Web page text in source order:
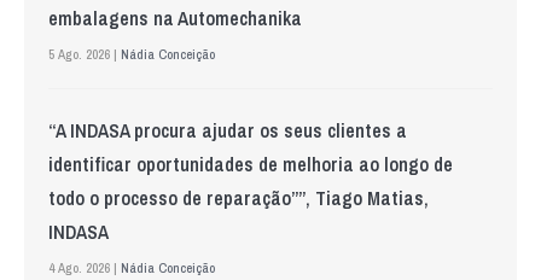
embalagens na Automechanika
5 Ago. 2026 | Nádia Conceição
“A INDASA procura ajudar os seus clientes a
identificar oportunidades de melhoria ao longo de
todo o processo de reparação””, Tiago Matias,
INDASA
4 Ago. 2026 | Nádia Conceição